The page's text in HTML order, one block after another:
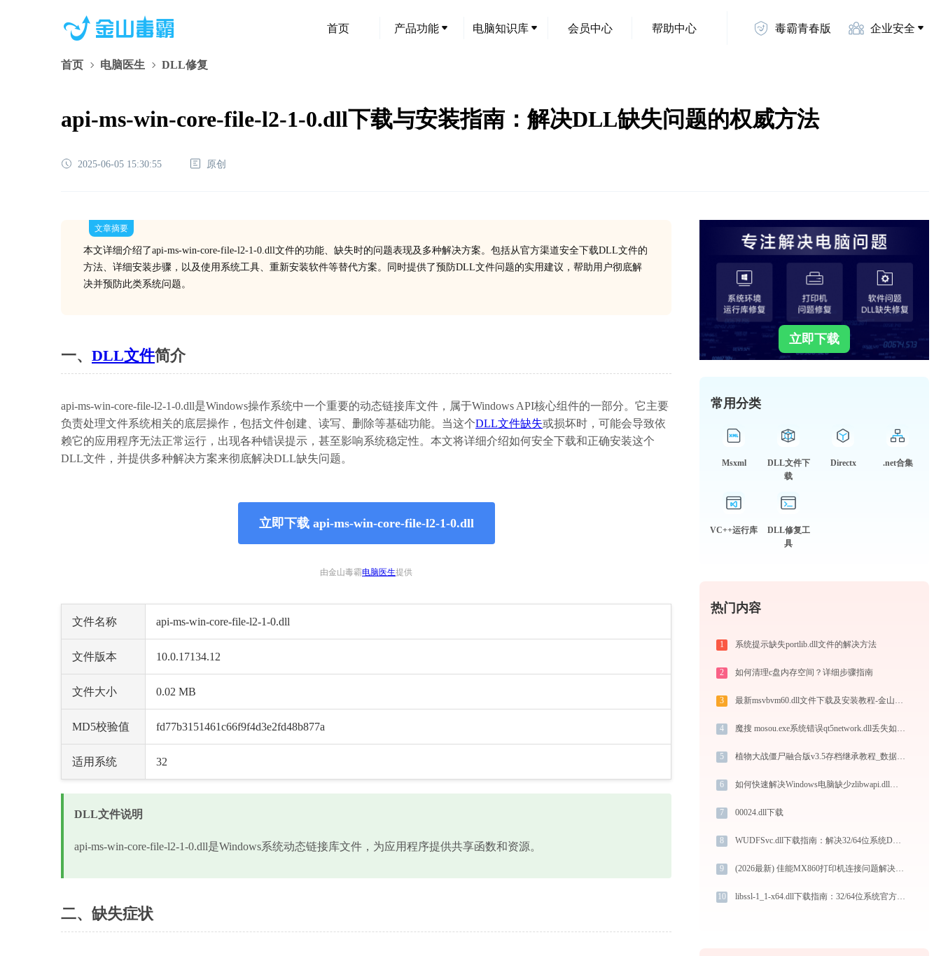
首页 产品功能 电脑知识库 会员中心 帮助中心 毒霸青春版 企业安全
首页 电脑医生 DLL修复
api-ms-win-core-file-l2-1-0.dll下载与安装指南：解决DLL缺失问题的权威方法
2025-06-05 15:30:55 原创
文章摘要
本文详细介绍了api-ms-win-core-file-l2-1-0.dll文件的功能、缺失时的问题表现及多种解决方案。包括从官方渠道安全下载DLL文件的
方法、详细安装步骤，以及使用系统工具、重新安装软件等替代方案。同时提供了预防DLL文件问题的实用建议，帮助用户彻底解
决并预防此类系统问题。
一、 DLL文件简介
api-ms-win-core-file-l2-1-0.dll是Windows操作系统中一个重要的动态链接库文件，属于Windows API核心组件的一部分。它主要
负责处理文件系统相关的底层操作，包括文件创建、读写、删除等基础功能。当这个DLL文件缺失或损坏时，可能会导致依
赖它的应用程序无法正常运行，出现各种错误提示，甚至影响系统稳定性。本文将详细介绍如何安全下载和正确安装这个
DLL文件，并提供多种解决方案来彻底解决DLL缺失问题。
立即下载 api-ms-win-core-file-l2-1-0.dll
由金山毒霸电脑医生提供
文件名称 api-ms-win-core-file-l2-1-0.dll
文件版本 10.0.17134.12
文件大小 0.02 MB
MD5校验值 fd77b3151461c66f9f4d3e2fd48b877a
适用系统 32
DLL文件说明
api-ms-win-core-file-l2-1-0.dll是Windows系统动态链接库文件，为应用程序提供共享函数和资源。
二、缺失症状
立即下载
常用分类
Msxml
DLL文件下
载
Directx .net合集
VC++运行库
DLL修复工
具
热门内容
1 系统提示缺失portlib.dll文件的解决方法
2 如何清理c盘内存空间？详细步骤指南
3 最新msvbvm60.dll文件下载及安装教程-金山毒霸
4 魔搜 mosou.exe系统错误qt5network.dll丢失如何解决
5 植物大战僵尸融合版v3.5存档继承教程_数据备份与恢复方法
6 如何快速解决Windows电脑缺少zlibwapi.dll问题
7 00024.dll下载
8 WUDFSvc.dll下载指南：解决32/64位系统DLL缺失问题，官方免费安全修复
9 (2026最新) 佳能MX860打印机连接问题解决方法 - 金山毒霸
10 libssl-1_1-x64.dll下载指南：32/64位系统官方免费解决方案